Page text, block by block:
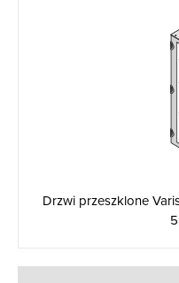
Drzwi przeszklone